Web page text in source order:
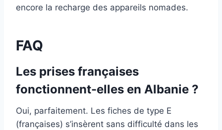
encore la recharge des appareils nomades.
FAQ
Les prises françaises
fonctionnent-elles en Albanie ?
Oui, parfaitement. Les fiches de type E
(françaises) s’insèrent sans difficulté dans les